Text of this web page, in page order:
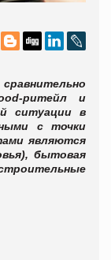
ритейл и
ситуации в
с точки
являются
бытовая